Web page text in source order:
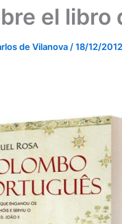
el libro
de Vilanova /18/12/2012